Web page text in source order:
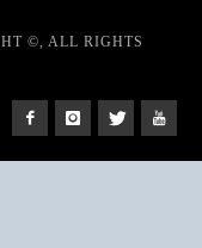
©, ALL RIGHTS